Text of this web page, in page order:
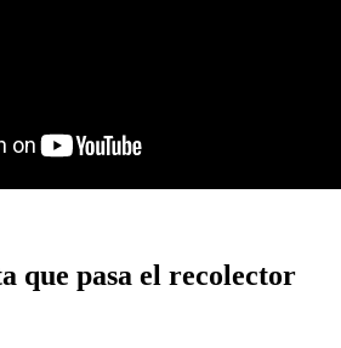
que pasa el recolector